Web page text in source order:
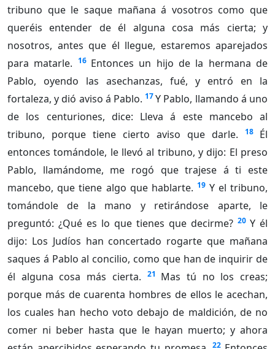
tribuno que le saque mañana á vosotros como que
queréis entender de él alguna cosa más cierta; y
nosotros, antes que él llegue, estaremos aparejados
para matarle. 16 Entonces un hijo de la hermana de
Pablo, oyendo las asechanzas, fué, y entró en la
fortaleza, y dió aviso á Pablo. 17Y Pablo, llamando á uno
de los centuriones, dice: Lleva á este mancebo al
tribuno, porque tiene cierto aviso que darle.
18
Él
entonces tomándole, le llevó al tribuno, y dijo: El preso
Pablo, llamándome, me rogó que trajese á ti este
mancebo, que tiene algo que hablarte. 19 Y el tribuno,
tomándole de la mano y retirándose aparte, le
preguntó: ¿Qué es lo que tienes que decirme? 20 Y él
dijo: Los Judíos han concertado rogarte que mañana
saques á Pablo al concilio, como que han de inquirir de
él alguna cosa más cierta.
21
Mas tú no los creas;
porque más de cuarenta hombres de ellos le acechan,
los cuales han hecho voto debajo de maldición, de no
comer ni beber hasta que le hayan muerto; y ahora
22